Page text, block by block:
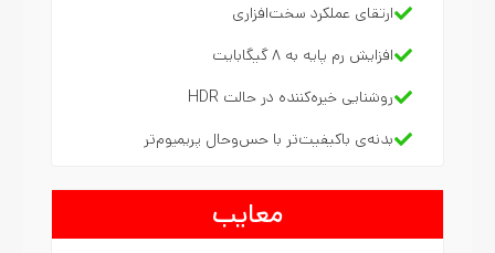
ارتقای عملکرد سخت‌‌افزاری
افزایش رم پایه به ۸ گیگابایت
روشنایی خیره‌کننده در حالت HDR
بدنه‌ی باکیفیت‌تر با حس‌وحال پریمیوم‌تر
معایب